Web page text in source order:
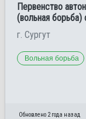
Первенство
(вольная
г. Сургут
Вольная борьба
Обновлено 2 года назад